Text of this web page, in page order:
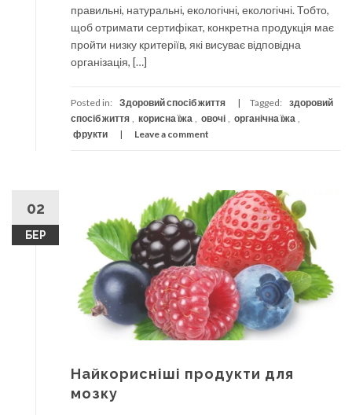
правильні, натуральні, екологічні, екологічні. Тобто,
щоб отримати сертифікат, конкретна продукція має
пройти низку критеріїв, які висуває відповідна
організація, […]
Posted in: Здоровий спосіб життя Tagged:
здоровий
спосіб життя
корисна їжа овочі органічна їжа
фрукти
Leave a comment
02
БЕР
Найкорисніші продукти для
мозку